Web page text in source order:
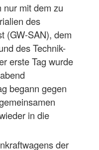
nur mit dem zu
des
(GW-SAN), dem
des Technik-
erste Tag wurde
begann gegen
in die
der